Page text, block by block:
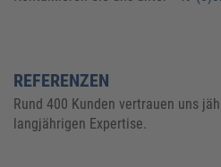
REFERENZEN
Rund 400 Kunden vertrauen uns
langjährigen Expertise.